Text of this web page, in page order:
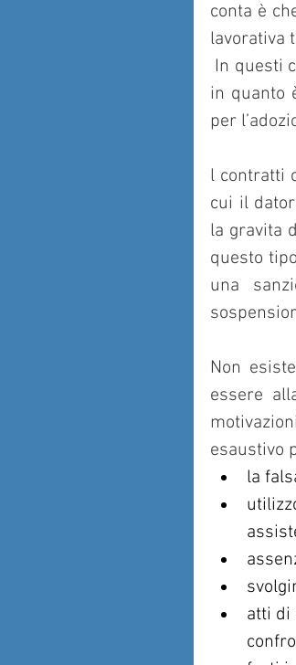
conta è
lavorativa
in quanto
per
l contratti
cui il
la gravita
questo
una
Non
essere
esaustivo
la
atti di